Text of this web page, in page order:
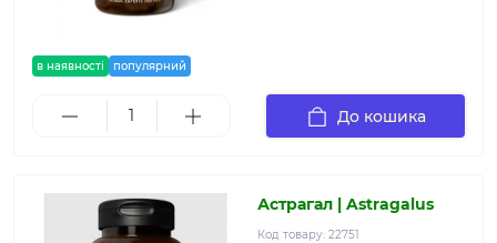
в наявності популярний
До кошика
Астрагал | Astragalus
Код товару: 22751